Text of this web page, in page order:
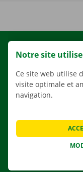
Notre site
Ce site web utilise
visite optimale et
navigation.